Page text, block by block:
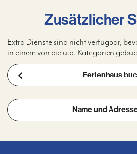
Zusätzlicher
Extra Dienste sind nicht verfügbar,
in einem von die u.a. Kategorien
Ferienhaus
Name und